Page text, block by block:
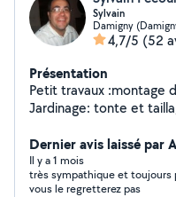
Sylvain
Damigny
4,7/5 (52
Présentation
Petit travaux :montage
Jardinage: tonte et
Dernier avis laissé par
Il y a 1 mois
très sympathique et toujours
vous le regretterez pas